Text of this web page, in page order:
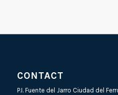
CONTACT
P.I. Fuente del Jarro Ciudad del